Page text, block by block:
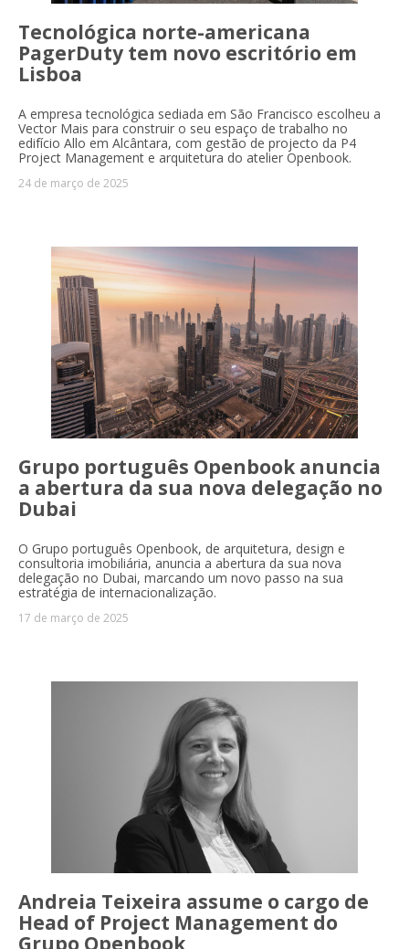
Tecnológica norte-americana
PagerDuty tem novo escritório em
Lisboa
A empresa tecnológica sediada em São Francisco escolheu a
Vector Mais para construir o seu espaço de trabalho no
edifício Allo em Alcântara, com gestão de projecto da P4
Project Management e arquitetura do atelier Openbook.
24 de março de 2025
Grupo português Openbook anuncia
a abertura da sua nova delegação no
Dubai
O Grupo português Openbook, de arquitetura, design e
consultoria imobiliária, anuncia a abertura da sua nova
delegação no Dubai, marcando um novo passo na sua
estratégia de internacionalização.
17 de março de 2025
Andreia Teixeira assume o cargo de
Head of Project Management do
Grupo Openbook